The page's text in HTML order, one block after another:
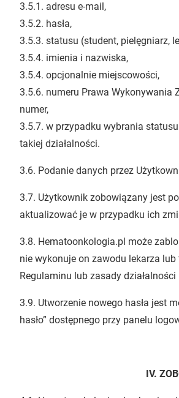
3.5.1. adresu e-mail,
3.5.2. hasła,
3.5.3. statusu (student, pielęgniarz,
3.5.4. imienia i nazwiska,
3.5.4. opcjonalnie miejscowości,
3.5.6. numeru Prawa
numer,
3.5.7. w przypadku wybrania
takiej działalności.
3.6. Podanie danych przez
3.7. Użytkownik zobowiązany jest
aktualizować je w przypadku ich
3.8. Hematoonkologia.pl może
nie wykonuje on zawodu lekarza
Regulaminu lub zasady działalności
3.9. Utworzenie nowego hasła jest
hasło” dostępnego przy panelu
IV.